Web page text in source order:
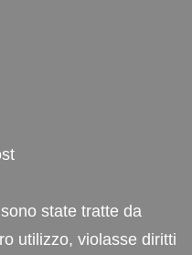
state tratte da
utilizzo, violasse diritti